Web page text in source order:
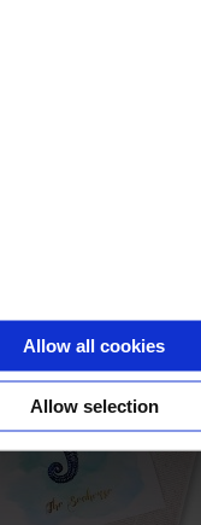
Allow all cookies
Allow selection